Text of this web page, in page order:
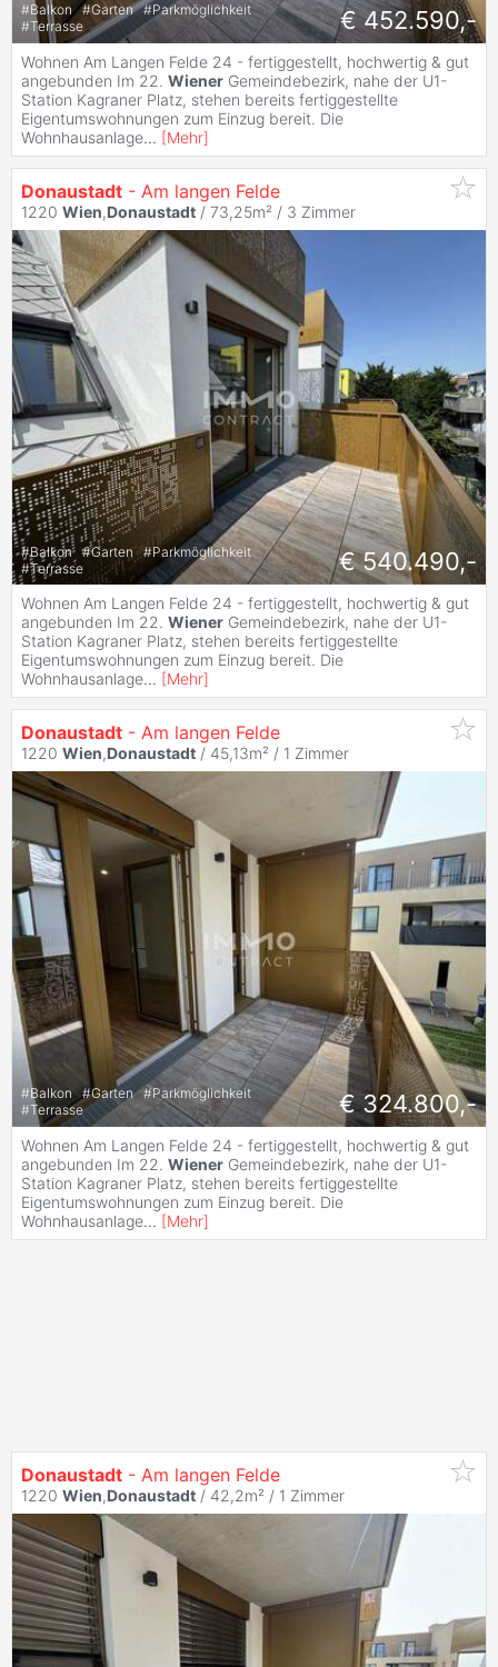
#Balkon #Garten #Parkmöglichkeit
#Terrasse € 452.590,-
Wohnen Am Langen Felde 24 - fertiggestellt, hochwertig & gut
angebunden Im 22. Wiener Gemeindebezirk, nahe der U1-
Station Kagraner Platz, stehen bereits fertiggestellte
Eigentumswohnungen zum Einzug bereit. Die
Wohnhausanlage... [Mehr]
Donaustadt - Am langen Felde
1220 Wien,Donaustadt / 73,25m² / 3 Zimmer
#Balkon #Garten #Parkmöglichkeit
#Terrasse € 540.490,-
Wohnen Am Langen Felde 24 - fertiggestellt, hochwertig & gut
angebunden Im 22. Wiener Gemeindebezirk, nahe der U1-
Station Kagraner Platz, stehen bereits fertiggestellte
Eigentumswohnungen zum Einzug bereit. Die
Wohnhausanlage... [Mehr]
Donaustadt - Am langen Felde
1220 Wien,Donaustadt / 45,13m² / 1 Zimmer
#Balkon #Garten #Parkmöglichkeit
#Terrasse € 324.800,-
Wohnen Am Langen Felde 24 - fertiggestellt, hochwertig & gut
angebunden Im 22. Wiener Gemeindebezirk, nahe der U1-
Station Kagraner Platz, stehen bereits fertiggestellte
Eigentumswohnungen zum Einzug bereit. Die
Wohnhausanlage... [Mehr]
Donaustadt - Am langen Felde
1220 Wien,Donaustadt / 42,2m² / 1 Zimmer